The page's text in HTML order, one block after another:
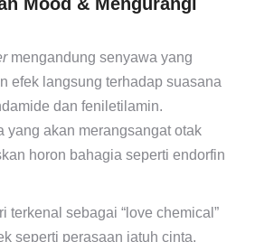
mengandung senyawa yang
efek langsung terhadap suasana
dan feniletilamin.
yang akan merangsangat otak
horon bahagia seperti endorfin
terkenal sebagai “love chemical”
seperti perasaan jatuh cinta,